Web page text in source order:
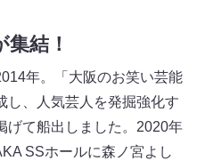
結！
年。「大阪のお笑い芸能
し、人気芸人を発掘強化す
げて船出しました。2020年
SSホールに森ノ宮よし